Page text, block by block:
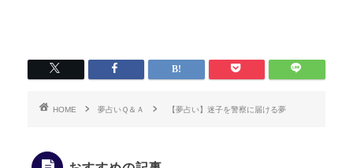
HOME 夢占いＱ＆Ａ 【夢占い】迷子を警察に届ける夢